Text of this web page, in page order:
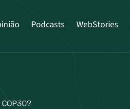
Podcasts WebStories
COP30?